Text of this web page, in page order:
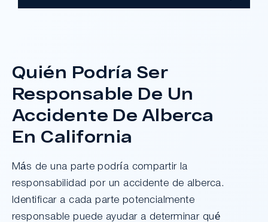
¿Tengo Un Caso?
Quién Podría Ser
Responsable De Un
Accidente De Alberca
En California
Más de una parte podría compartir la
responsabilidad por un accidente de alberca.
Identificar a cada parte potencialmente
responsable puede ayudar a determinar qué